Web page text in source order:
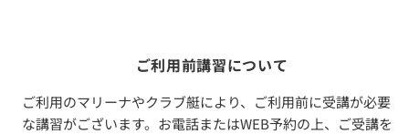
ご利用前講習について
ご利用のマリーナやクラブ艇により、ご利用前に受講が必要
な講習がございます。お電話またはWEB予約の上、ご受講を